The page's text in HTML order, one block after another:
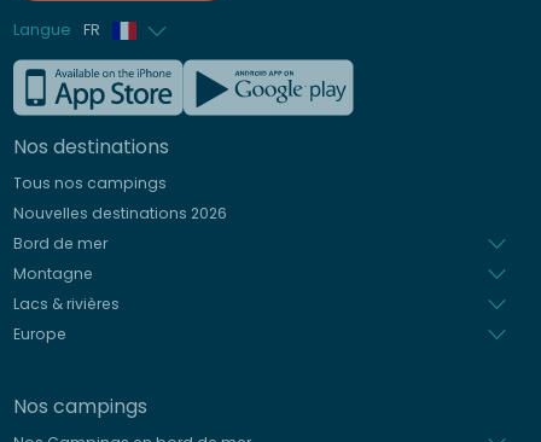
Langue FR
Anglais
Allemand
Italien
Espagnol
Néerlandais
Nos destinations
Tous nos campings
Nouvelles destinations 2026
Bord de mer
Montagne
Lacs & rivières
Europe
Nos campings